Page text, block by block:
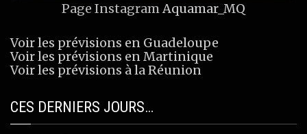
Page InstagramAquamar_MQ
Voir les prévisions en Guadeloupe
Voir les prévisions en Martinique
Voir les prévisions à la Réunion
CES DERNIERS JOURS…